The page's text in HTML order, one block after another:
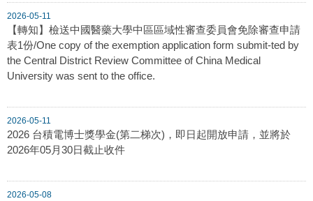
2026-05-11
【轉知】檢送中國醫藥大學中區區域性審查委員會免除審查申請
表1份/One copy of the exemption application form submit-ted by
the Central District Review Committee of China Medical
University was sent to the office.
2026-05-11
2026 台積電博士獎學金(第二梯次)，即日起開放申請，並將於
2026年05月30日截止收件
2026-05-08